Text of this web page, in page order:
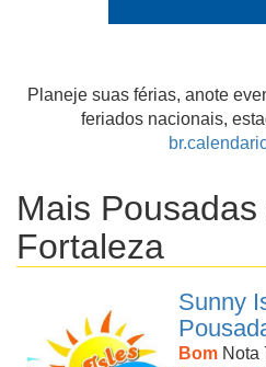
Planeje suas férias, anote
feriados nacionais,
Mais
Fortaleza
Sunny
Bom Nota